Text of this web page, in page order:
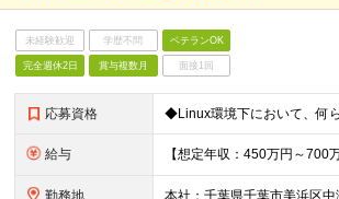
未経験歓迎 学歴不問 ベテランOK
完全週休2日 賞与複数月 面接1回
応募資格
給与
勤務地